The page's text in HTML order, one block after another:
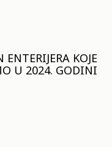
KOJE
U 2024. GODINI